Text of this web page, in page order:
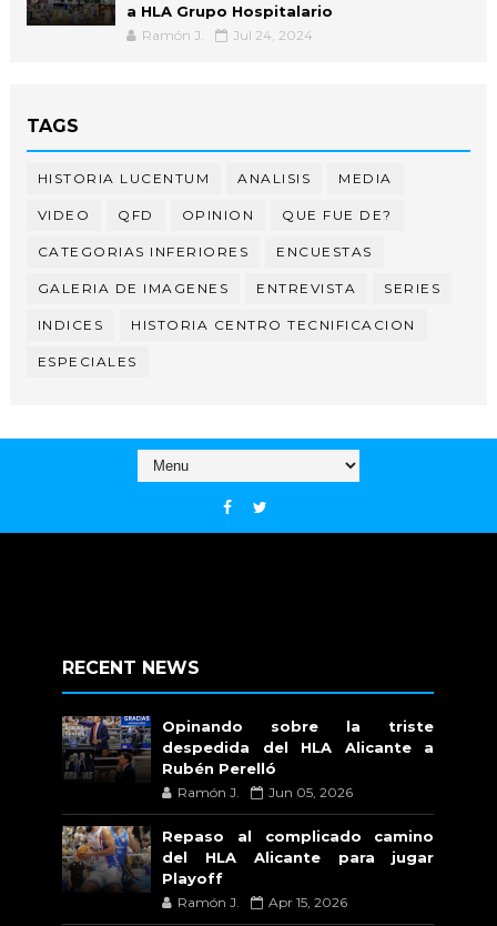
a HLA Grupo Hospitalario
Ramón J. Jul 24, 2024
TAGS
HISTORIA LUCENTUM ANALISIS MEDIA
VIDEO QFD OPINION QUE FUE DE?
CATEGORIAS INFERIORES ENCUESTAS
GALERIA DE IMAGENES ENTREVISTA SERIES
INDICES HISTORIA CENTRO TECNIFICACION
ESPECIALES
RECENT NEWS
Opinando sobre la triste
despedida del HLA Alicante a
Rubén Perelló
Ramón J. Jun 05, 2026
Repaso al complicado camino
del HLA Alicante para jugar
Playoff
Ramón J. Apr 15, 2026